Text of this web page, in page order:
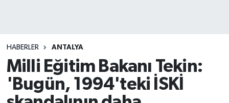
HABERLER ANTALYA
Milli Eğitim Bakanı Tekin:
'Bugün, 1994'teki İSKİ